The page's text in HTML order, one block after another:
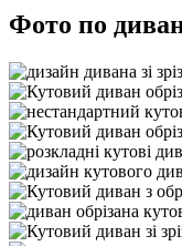
Фото по